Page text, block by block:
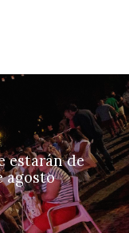
estarán de
agosto